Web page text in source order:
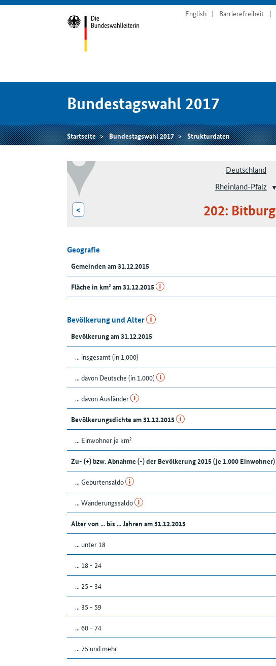
English Barrierefreiheit
Bundestagswahl 2017
Startseite Bundestagswahl 2017 Strukturdaten
Deutschland
Rheinland-Pfalz
< 202: Bitburg
Geografie
Gemeinden am 31.12.2015
Fläche in km² am 31.12.2015
Bevölkerung und Alter
Bevölkerung am 31.12.2015
... insgesamt (in 1.000)
... davon Deutsche (in 1.000)
... davon Ausländer
Bevölkerungsdichte am 31.12.2015
... Einwohner je km²
Zu- (+) bzw. Abnahme (-) der Bevölkerung 2015 (je 1.000 Einwohner)
... Geburtensaldo
... Wanderungssaldo
Alter von ... bis ... Jahren am 31.12.2015
... unter 18
... 18 - 24
... 25 - 34
... 35 - 59
... 60 - 74
... 75 und mehr